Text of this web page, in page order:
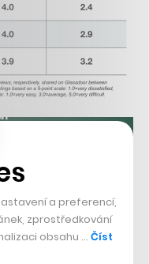
a preferencí,
zprostředkování
obsahu … Číst